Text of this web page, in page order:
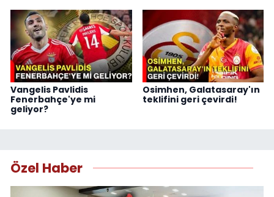
Vangelis Pavlidis
Fenerbahçe'ye mi
geliyor?
Osimhen, Galatasaray'ın
teklifini geri çevirdi!
Özel Haber